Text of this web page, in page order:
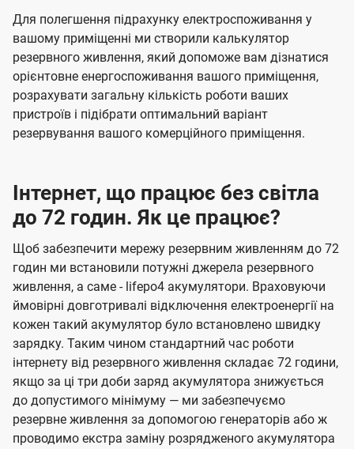
Для полегшення підрахунку електроспоживання у
вашому приміщенні ми створили калькулятор
резервного живлення, який допоможе вам дізнатися
орієнтовне енергоспоживання вашого приміщення,
розрахувати загальну кількість роботи ваших
пристроїв і підібрати оптимальний варіант
резервування вашого комерційного приміщення.
Інтернет, що працює без світла
до 72 годин. Як це працює?
Щоб забезпечити мережу резервним живленням до 72
годин ми встановили потужні джерела резервного
живлення, а саме - lifepo4 акумулятори. Враховуючи
ймовірні довготривалі відключення електроенергії на
кожен такий акумулятор було встановлено швидку
зарядку. Таким чином стандартний час роботи
інтернету від резервного живлення складає 72 години,
якщо за ці три доби заряд акумулятора знижується
до допустимого мінімуму — ми забезпечуємо
резервне живлення за допомогою генераторів або ж
проводимо екстра заміну розрядженого акумулятора